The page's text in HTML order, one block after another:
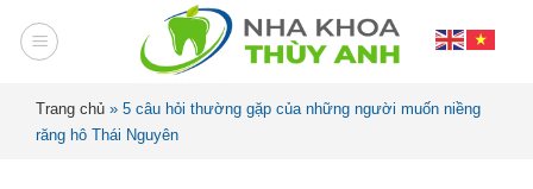
Trang chủ » 5 câu hỏi thường gặp của những người muốn niềng
răng hô Thái Nguyên